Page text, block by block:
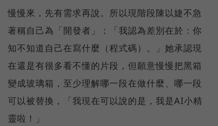
慢慢來，先有需求再說。所以現階段陳以婕不急
著稱自己為「開發者」：「我認為差別在於：你
知不知道自己在寫什麼（程式碼）。」她承認現
在還是有很多看不懂的片段，但願意慢慢把黑箱
變成玻璃箱，至少理解哪一段在做什麼、哪一段
可以被替換，「我現在可以說的是，我是AI小精
靈啦！」